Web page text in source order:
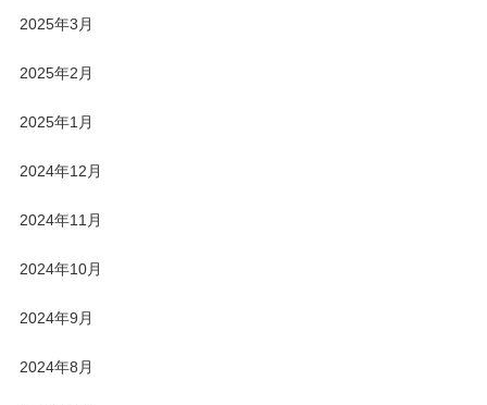
2025年3月
2025年2月
2025年1月
2024年12月
2024年11月
2024年10月
2024年9月
2024年8月